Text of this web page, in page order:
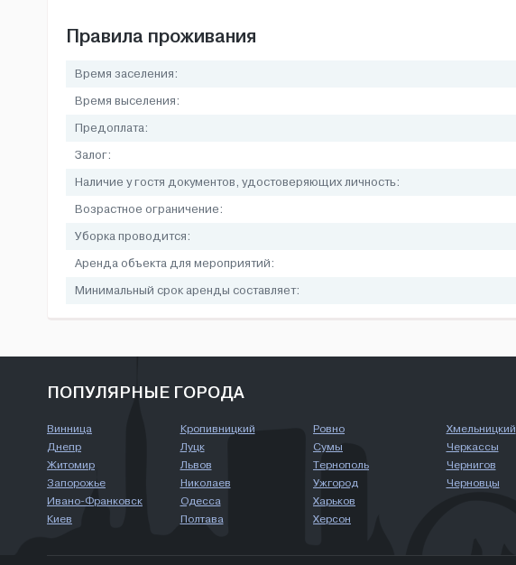
Правила проживания
Время заселения:
Время выселения:
Предоплата:
Залог:
Наличие у гостя документов, удостоверяющих личность:
Возрастное ограничение:
Уборка проводится:
Аренда объекта для мероприятий:
Минимальный срок аренды составляет:
ПОПУЛЯРНЫЕ ГОРОДА
Винница
Днепр
Житомир
Запорожье
Ивано-Франковск
Киев
Кропивницкий
Луцк
Львов
Николаев
Одесса
Полтава
Ровно
Сумы
Тернополь
Ужгород
Харьков
Херсон
Хмельницкий
Черкассы
Чернигов
Черновцы